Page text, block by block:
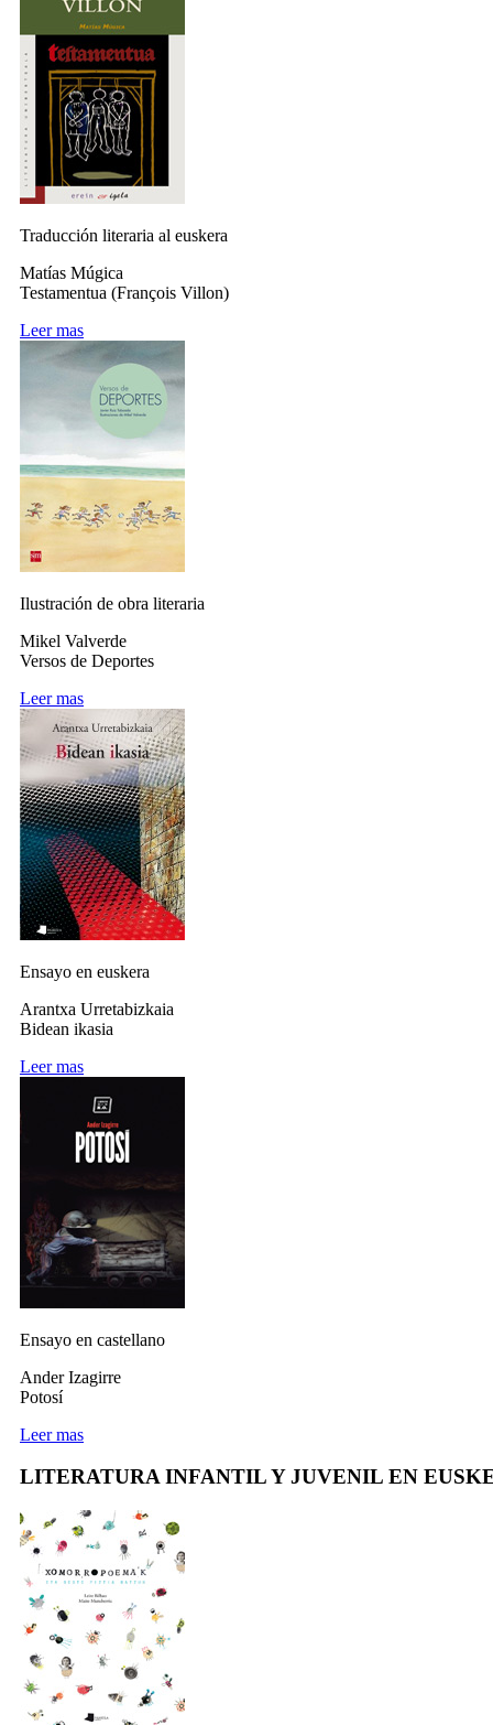
Traducción literaria al euskera
Matías Múgica
Testamentua (François Villon)
Leer mas
Ilustración de obra literaria
Mikel Valverde
Versos de Deportes
Leer mas
Ensayo en euskera
Arantxa Urretabizkaia
Bidean ikasia
Leer mas
Ensayo en castellano
Ander Izagirre
Potosí
Leer mas
LITERATURA INFANTIL Y JUVENIL EN